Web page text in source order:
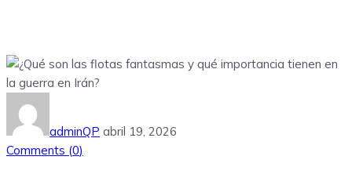
adminQP abril 19, 2026
Comments (0)